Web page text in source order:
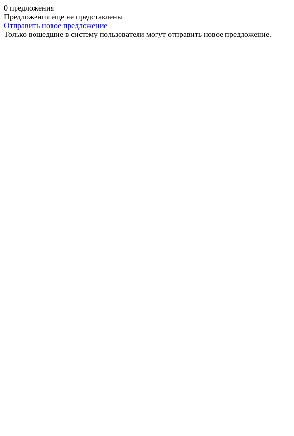
0 предложения
Предложения еще не представлены
Отправить новое предложение
Только вошедшие в систему пользователи могут отправить новое предложение.